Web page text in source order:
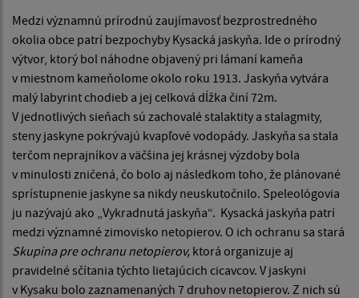
Medzi významnú prírodnú zaujímavosť bezprostredného
okolia obce patrí bezpochyby Kysacká jaskyňa. Ide o prírodný
výtvor, ktorý bol náhodne objavený pri lámaní kameňa
v miestnom kameňolome okolo roku 1913. Jaskyňa vytvára
malý labyrint chodieb a jej celková dĺžka činí 72m.
V jednotlivých sieňach sú zachovalé stalaktity a stalagmity,
steny jaskyne pokrývajú kvapľové vodopády. Jaskyňa sa stala
terčom neprajníkov a väčšina jej krásnej výzdoby bola
v minulosti zničená, čo bolo aj následkom toho, že plánované
sprístupnenie jaskyne sa nikdy neuskutočnilo. Speleológovia
ju nazývajú ako „Vykradnutá jaskyňa“. Kysacká jaskyňa patrí
medzi významné zimovisko netopierov. O ich ochranu sa stará
Skupina pre ochranu netopierov, ktorá organizuje aj
pravidelné sčítania týchto lietajúcich cicavcov. V jaskyni
v Kysaku bolo zaznamenaných 7 druhov netopierov. Z nich sú